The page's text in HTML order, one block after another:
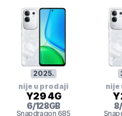
2025.
nije u prodaji
Y29 4G
6/128GB
Snapdragon 685
nije
8/